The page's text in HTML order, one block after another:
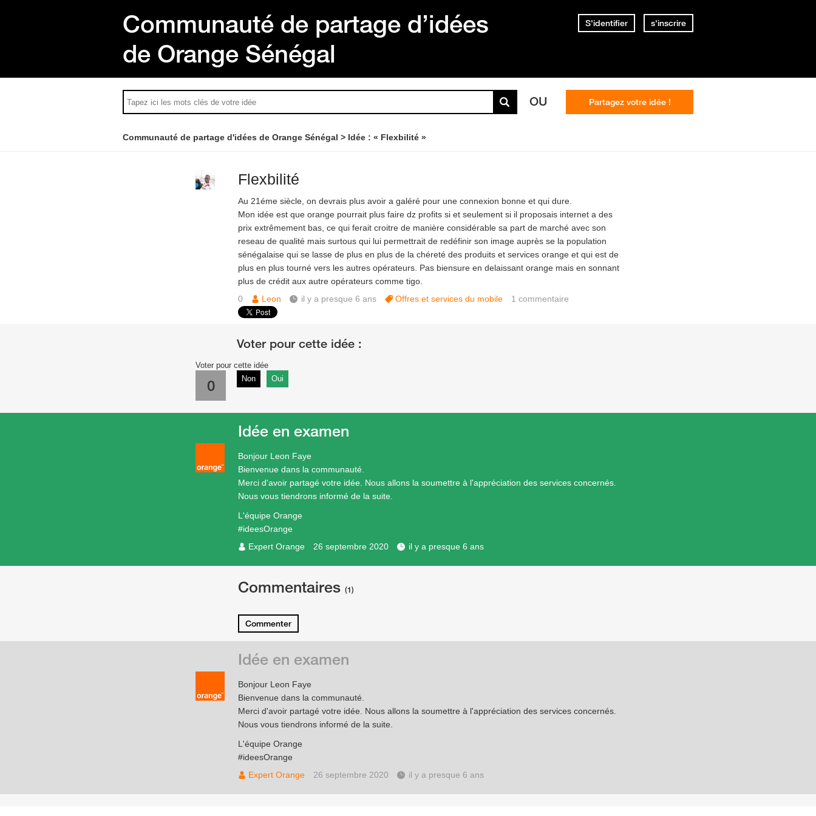
Communauté de partage d’idées
de Orange Sénégal
S'identifier s'inscrire
OU Partagez votre idée !
Communauté de partage d'idées de Orange Sénégal Idée : « Flexbilité »
Flexbilité
Au 21éme siècle, on devrais plus avoir a galéré pour une connexion bonne et qui dure.
Mon idée est que orange pourrait plus faire dz profits si et seulement si il proposais internet a des
prix extrêmement bas, ce qui ferait croitre de manière considérable sa part de marché avec son
reseau de qualité mais surtous qui lui permettrait de redéfinir son image auprès se la population
sénégalaise qui se lasse de plus en plus de la chéreté des produits et services orange et qui est de
plus en plus tourné vers les autres opérateurs. Pas biensure en delaissant orange mais en sonnant
plus de crédit aux autre opérateurs comme tigo.
0
Leon il y a presque 6 ans Offres et services du mobile 1 commentaire
Voter pour cette idée
0 Non Oui
Bonjour Leon Faye
Bienvenue dans la communauté.
Merci d'avoir partagé votre idée. Nous allons la soumettre à l'appréciation des services concernés.
Nous vous tiendrons informé de la suite.
L'équipe Orange
#ideesOrange
Expert Orange
26 septembre 2020 il y a presque 6 ans
Idée en examen
Commentaires (1)
Commenter
Bonjour Leon Faye
Bienvenue dans la communauté.
Merci d'avoir partagé votre idée. Nous allons la soumettre à l'appréciation des services concernés.
Nous vous tiendrons informé de la suite.
L'équipe Orange
#ideesOrange
Expert Orange
26 septembre 2020 il y a presque 6 ans
Idée en examen